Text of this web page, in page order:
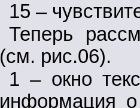
15 –
Теперь
(см. рис.06).
1 – окно
информация